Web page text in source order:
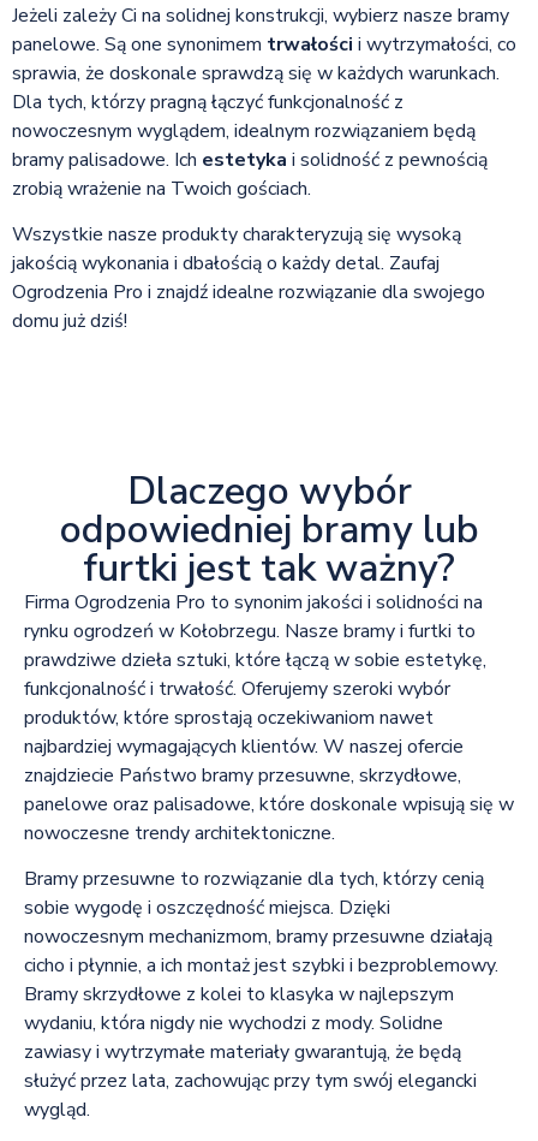
Jeżeli zależy Ci na solidnej konstrukcji, wybierz nasze bramy
panelowe. Są one synonimem trwałości i wytrzymałości, co
sprawia, że doskonale sprawdzą się w każdych warunkach.
Dla tych, którzy pragną łączyć funkcjonalność z
nowoczesnym wyglądem, idealnym rozwiązaniem będą
bramy palisadowe. Ich estetyka i solidność z pewnością
zrobią wrażenie na Twoich gościach.
Wszystkie nasze produkty charakteryzują się wysoką
jakością wykonania i dbałością o każdy detal. Zaufaj
Ogrodzenia Pro i znajdź idealne rozwiązanie dla swojego
domu już dziś!
Dlaczego wybór
odpowiedniej bramy lub
furtki jest tak ważny?
Firma Ogrodzenia Pro to synonim jakości i solidności na
rynku ogrodzeń w Kołobrzegu. Nasze bramy i furtki to
prawdziwe dzieła sztuki, które łączą w sobie estetykę,
funkcjonalność i trwałość. Oferujemy szeroki wybór
produktów, które sprostają oczekiwaniom nawet
najbardziej wymagających klientów. W naszej ofercie
znajdziecie Państwo bramy przesuwne, skrzydłowe,
panelowe oraz palisadowe, które doskonale wpisują się w
nowoczesne trendy architektoniczne.
Bramy przesuwne to rozwiązanie dla tych, którzy cenią
sobie wygodę i oszczędność miejsca. Dzięki
nowoczesnym mechanizmom, bramy przesuwne działają
cicho i płynnie, a ich montaż jest szybki i bezproblemowy.
Bramy skrzydłowe z kolei to klasyka w najlepszym
wydaniu, która nigdy nie wychodzi z mody. Solidne
zawiasy i wytrzymałe materiały gwarantują, że będą
służyć przez lata, zachowując przy tym swój elegancki
wygląd.